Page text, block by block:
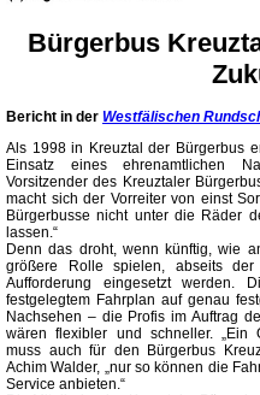
Bürgerbus
Bericht in der Westfälischen
Als 1998 in Kreuztal der Bürgerbus
Einsatz eines ehrenamtlichen
Vorsitzender des Kreuztaler
macht sich der Vorreiter von einst
Bürgerbusse nicht unter die Räder
lassen.“
Denn das droht, wenn künftig, wie
größere Rolle spielen, abseits der
Aufforderung eingesetzt werden.
festgelegtem Fahrplan auf genau
Nachsehen – die Profis im Auftrag
wären flexibler und schneller. „Ein
muss auch für den Bürgerbus
Achim Walder, „nur so können die
Service anbieten.“